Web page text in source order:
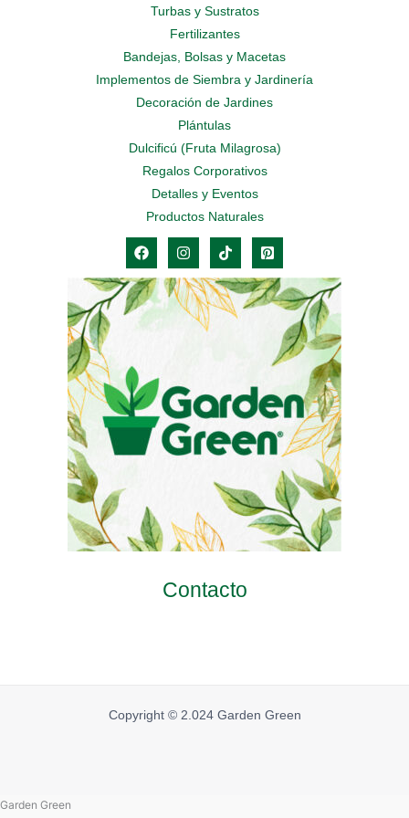
Turbas y Sustratos
Fertilizantes
Bandejas, Bolsas y Macetas
Implementos de Siembra y Jardinería
Decoración de Jardines
Plántulas
Dulcificú (Fruta Milagrosa)
Regalos Corporativos
Detalles y Eventos
Productos Naturales
Contacto
Copyright © 2.024 Garden Green
Garden Green